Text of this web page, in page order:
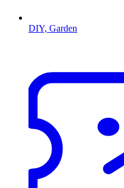
DIY, Garden